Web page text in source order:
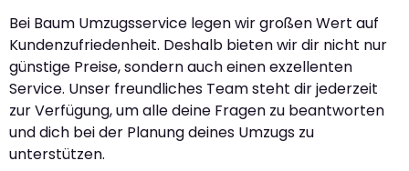
Bei Baum Umzugsservice legen wir großen Wert auf
Kundenzufriedenheit. Deshalb bieten wir dir nicht nur
günstige Preise, sondern auch einen exzellenten
Service. Unser freundliches Team steht dir jederzeit
zur Verfügung, um alle deine Fragen zu beantworten
und dich bei der Planung deines Umzugs zu
unterstützen.